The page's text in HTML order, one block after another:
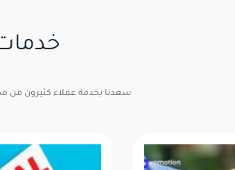
سعدنا بخدمة عملاء كثيرون من